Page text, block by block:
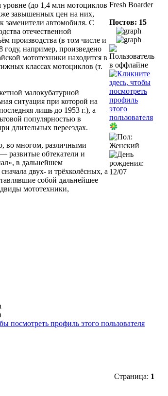
(до 1,4 млн мотоциклов
завышенных цен на них,
заменители автомобиля. С
отечественной
производства (в том числе и
году, например, произведено
мототехники находится в
классах мотоциклов (т.
малокубатурной
ситуация при которой на
лишь до 1953 г.), а
популярностью в
длительных переездах.
во многом, различными
развитые обтекатели и
в дальнейшем
двух- и трёхколёсных, а
собой дальнейшее
мототехники,
Fresh Boarder
Постов: 15
Страница: 1